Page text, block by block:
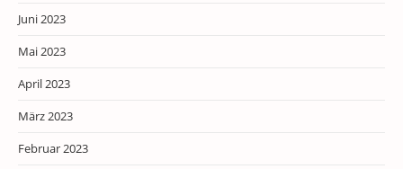
Juni 2023
Mai 2023
April 2023
März 2023
Februar 2023